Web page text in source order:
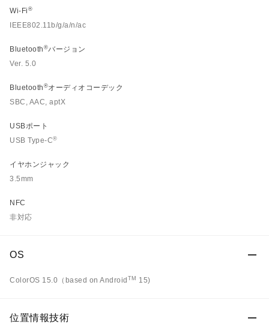
Wi-Fi ®
IEEE802.11b/g/a/n/ac
Bluetooth ®バージョン
Ver. 5.0
Bluetooth ®オーディオコーデック
SBC, AAC, aptX
USBポート
USB Type-C®
イヤホンジャック
3.5mm
NFC
非対応
OS
ColorOS 15.0（based on Android TM 15)
位置情報技術